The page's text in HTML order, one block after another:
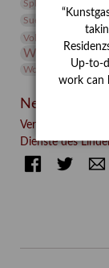
Sphinx
Suermondt-Ludwig-
Volontariat
Walter
Wolf und Hund
Neueste
Verschenkt,
Dienste des
FacebookTwitter
Up-to-
work can